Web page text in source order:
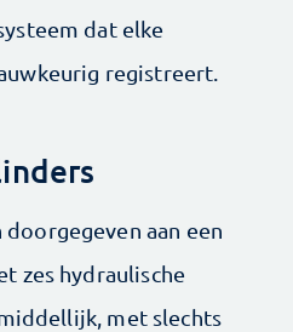
dat elke
registreert.
aan een
zes hydraulische
met slechts